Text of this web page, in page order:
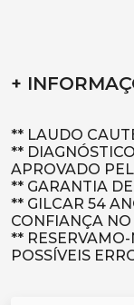
+
** LAUDO
**
APROVADO
** GARANTIA
** GILCAR 54
CONFIANÇA
**